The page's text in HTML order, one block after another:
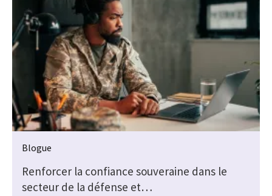
Blogue
Renforcer la confiance souveraine dans le
secteur de la défense et…